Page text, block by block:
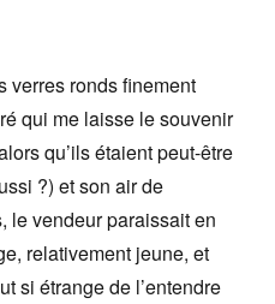
verres ronds finement
qui me laisse le souvenir
qu’ils étaient peut-être
?) et son air de
le vendeur paraissait en
relativement jeune, et
si étrange de l’entendre